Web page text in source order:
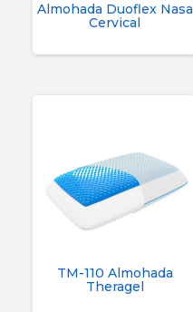
Almohada Duoflex Nasa
Cervical
TM-110 Almohada
Theragel